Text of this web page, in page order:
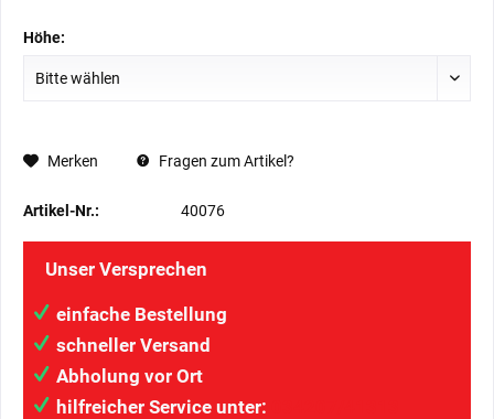
Höhe:
Merken Fragen zum Artikel?
Artikel-Nr.: 40076
Unser Versprechen
einfache Bestellung
schneller Versand
Abholung vor Ort
hilfreicher Service unter: